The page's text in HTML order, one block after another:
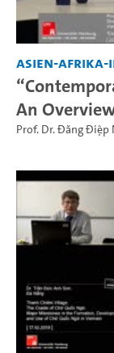
Asien-
An
Prof. Dr. Đăng Điệp